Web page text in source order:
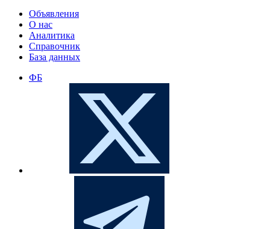
Объявления
О нас
Аналитика
Справочник
База данных
ФБ